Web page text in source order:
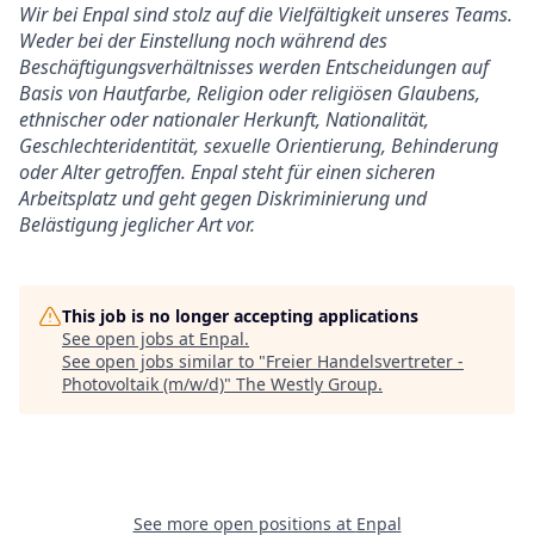
Wir bei Enpal sind stolz auf die Vielfältigkeit unseres Teams.
Weder bei der Einstellung noch während des
Beschäftigungsverhältnisses werden Entscheidungen auf
Basis von Hautfarbe, Religion oder religiösen Glaubens,
ethnischer oder nationaler Herkunft, Nationalität,
Geschlechteridentität, sexuelle Orientierung, Behinderung
oder Alter getroffen. Enpal steht für einen sicheren
Arbeitsplatz und geht gegen Diskriminierung und
Belästigung jeglicher Art vor.
This job is no longer accepting applications
See open jobs at Enpal.
See open jobs similar to "Freier Handelsvertreter -
Photovoltaik (m/w/d)" The Westly Group.
See more open positions at Enpal